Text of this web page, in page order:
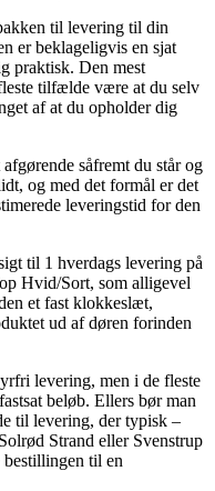
til levering til din
er beklageligvis en sjat
praktisk. Den mest
tilfælde være at du selv
af at du opholder dig
såfremt du står og
og med det formål er det
leveringstid for den
til 1 hverdags levering på
Hvid/Sort, som alligevel
et fast klokkeslæt,
ud af døren forinden
levering, men i de fleste
beløb. Ellers bør man
til levering, der typisk –
Strand eller Svenstrup
til en